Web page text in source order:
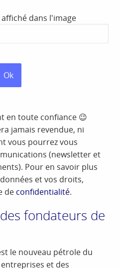
dans l'image
Ok
en toute confiance 😉
jamais revendue, ni
vous pourrez vous
(newsletter et
Pour en savoir plus
et vos droits,
de confidentialité.
fondateurs de
le nouveau pétrole du
et des